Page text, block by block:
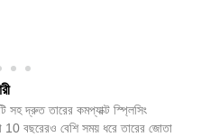
দ্রুত তারের কমপ্যাক্ট স্প্লিসিং
10 বছরেরও বেশি সময় ধরে তারের জোতা